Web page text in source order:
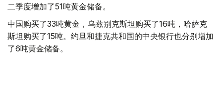
二季度增加了51吨黄金储备。
中国购买了33吨黄金，乌兹别克斯坦购买了16吨，哈萨克
斯坦购买了15吨。约旦和捷克共和国的中央银行也分别增加
了6吨黄金储备。